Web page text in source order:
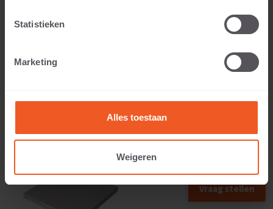
Statistieken
Marketing
Alles toestaan
Weigeren
Weight:
Vraag stellen